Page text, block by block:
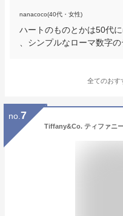
nanacoco(40代・女性)
ハートのものとかは50代
、シンプルなローマ数字
全てのおす
no. 7